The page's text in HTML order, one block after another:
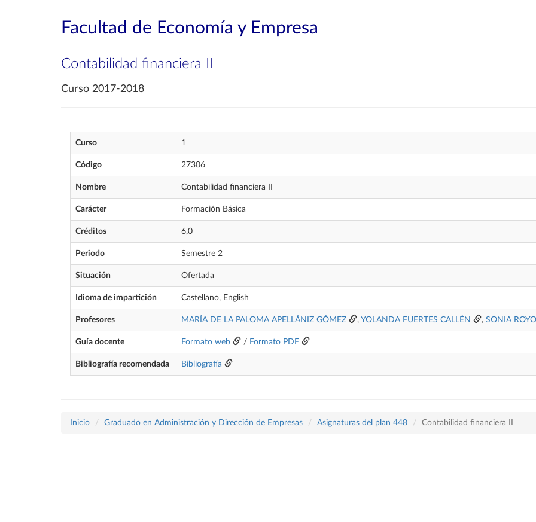
Facultad de Economía y Empresa
Contabilidad financiera II
Curso 2017-2018
Curso 1
Código 27306
Nombre Contabilidad financiera II
Carácter Formación Básica
Créditos 6,0
Periodo Semestre 2
Situación Ofertada
Idioma de impartición Castellano, English
Profesores MARÍA DE LA PALOMA APELLÁNIZ GÓMEZ , YOLANDA FUERTES CALLÉN , SONIA
Guía docente Formato web / Formato PDF
Bibliografía recomendada Bibliografía
Inicio Graduado en Administración y Dirección de Empresas Asignaturas del plan 448 Contabilidad financiera II